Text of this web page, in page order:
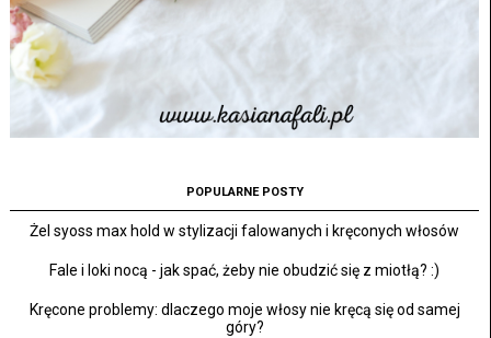
POPULARNE POSTY
Żel syoss max hold w stylizacji falowanych i kręconych włosów
Fale i loki nocą - jak spać, żeby nie obudzić się z miotłą? :)
Kręcone problemy: dlaczego moje włosy nie kręcą się od samej
góry?